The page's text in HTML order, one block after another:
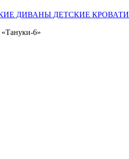
ДИВАНЫ ДЕТСКИЕ КРОВАТИ
6»